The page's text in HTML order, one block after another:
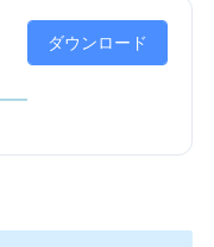
ダウンロード